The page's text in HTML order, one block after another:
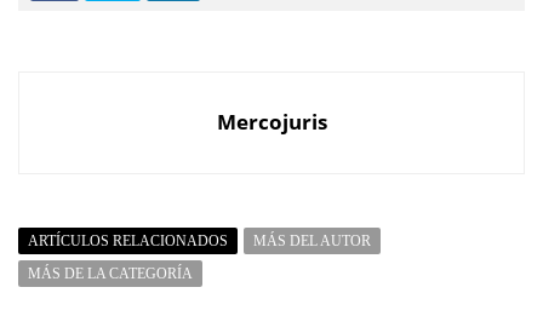
Mercojuris
ARTÍCULOS RELACIONADOS
MÁS DEL AUTOR
MÁS DE LA CATEGORÍA